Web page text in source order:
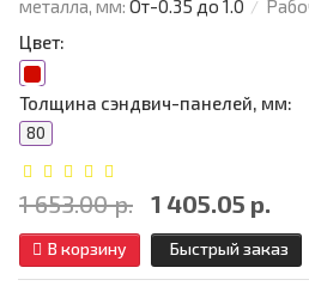
металла, мм: От-0.35 до 1.0
Цвет:
Толщина сэндвич-панелей, мм:
80
1 653.00 р. 1 405.05 р.
В корзину Быстрый заказ